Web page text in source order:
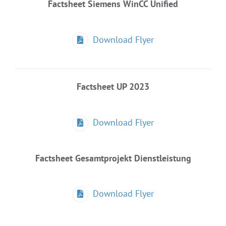
Factsheet Siemens WinCC Unified
Download Flyer
Factsheet UP 2023
Download Flyer
Factsheet Gesamtprojekt Dienstleistung
Download Flyer